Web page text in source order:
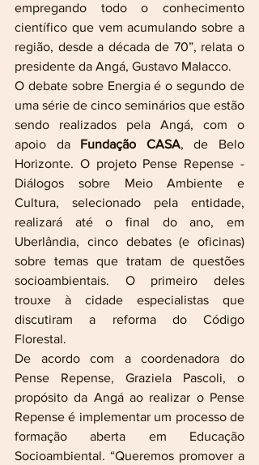
empregando todo o conhecimento
científico que vem acumulando sobre a
região, desde a década de 70”, relata o
presidente da Angá, Gustavo Malacco.
O debate sobre Energia é o segundo de
uma série de cinco seminários que estão
sendo realizados pela Angá, com o
apoio da Fundação CASA, de Belo
Horizonte. O projeto Pense Repense -
Diálogos sobre Meio Ambiente e
Cultura, selecionado pela entidade,
realizará até o final do ano, em
Uberlândia, cinco debates (e oficinas)
sobre temas que tratam de questões
socioambientais. O primeiro deles
trouxe à cidade especialistas que
discutiram a reforma do Código
Florestal.
De acordo com a coordenadora do
Pense Repense, Graziela Pascoli, o
propósito da Angá ao realizar o Pense
Repense é implementar um processo de
formação aberta em Educação
Socioambiental. “Queremos promover a